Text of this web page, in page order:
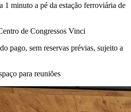
1 minuto a pé da estação ferroviária de
de Congressos Vinci
pago, sem reservas prévias, sujeito a
para reuniões